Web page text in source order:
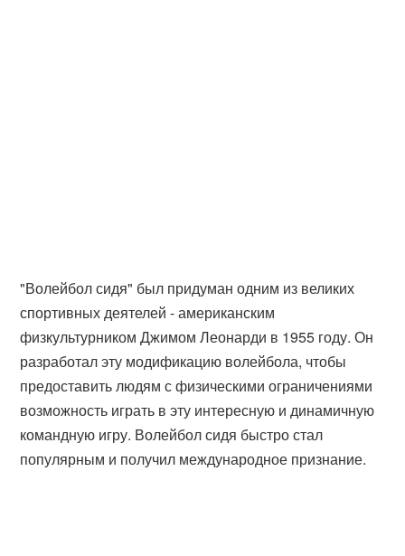
"Волейбол сидя" был придуман одним из великих
спортивных деятелей - американским
физкультурником Джимом Леонарди в 1955 году. Он
разработал эту модификацию волейбола, чтобы
предоставить людям с физическими ограничениями
возможность играть в эту интересную и динамичную
командную игру. Волейбол сидя быстро стал
популярным и получил международное признание.